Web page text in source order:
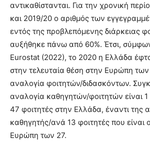
αντικαθίστανται. Για την χρονική
και 2019/20 ο αριθμός των
εντός της προβλεπόμενης διάρκειας
αυξήθηκε πάνω από 60%. Έτσι,
Eurostat (2022), το 2020 η Ελλάδα
στην τελευταία θέση στην Ευρώπη
αναλογία φοιτητών/διδασκόντων.
αναλογία καθηγητών/φοιτητών είναι
47 φοιτητές στην Ελλάδα, έναντι της
καθηγητής/ανά 13 φοιτητές που είναι
Ευρώπη των 27.